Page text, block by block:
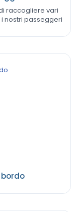
raccogliere vari
nostri passeggeri